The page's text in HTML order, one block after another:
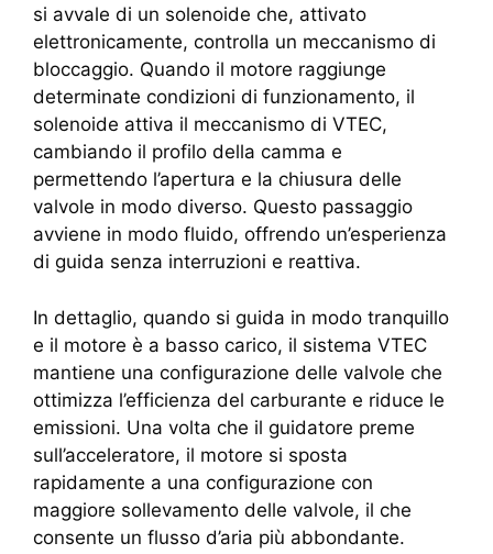
si avvale di un solenoide che, attivato
elettronicamente, controlla un meccanismo di
bloccaggio. Quando il motore raggiunge
determinate condizioni di funzionamento, il
solenoide attiva il meccanismo di VTEC,
cambiando il profilo della camma e
permettendo l’apertura e la chiusura delle
valvole in modo diverso. Questo passaggio
avviene in modo fluido, offrendo un’esperienza
di guida senza interruzioni e reattiva.
In dettaglio, quando si guida in modo tranquillo
e il motore è a basso carico, il sistema VTEC
mantiene una configurazione delle valvole che
ottimizza l’efficienza del carburante e riduce le
emissioni. Una volta che il guidatore preme
sull’acceleratore, il motore si sposta
rapidamente a una configurazione con
maggiore sollevamento delle valvole, il che
consente un flusso d’aria più abbondante.